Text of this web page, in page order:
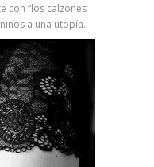
con “los calzones
a una utopía.